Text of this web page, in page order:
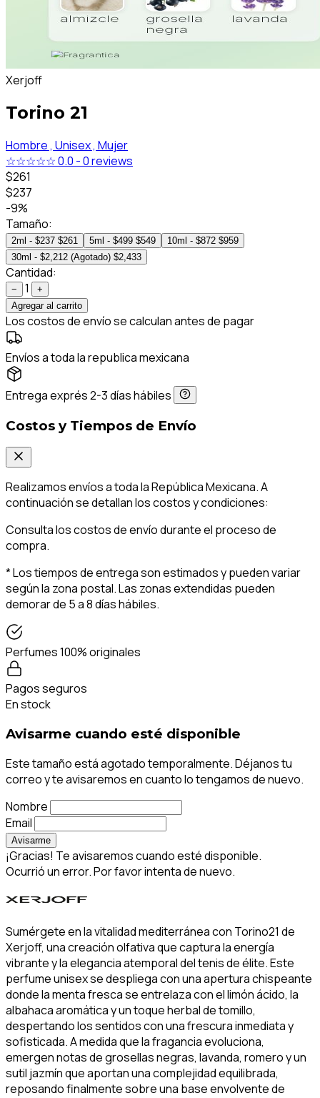
Xerjoff
Torino 21
Hombre , Unisex , Mujer
☆☆☆☆☆0.0 -0 reviews
$261
$237
-9%
Tamaño:
2ml - $237 $261 5ml - $499 $549 10ml - $872 $959
30ml - $2,212 (Agotado) $2,433
Cantidad:
− 1
+
Agregar al carrito
Los costos de envío se calculan antes de pagar
Envíos a toda la republica mexicana
Entrega exprés 2-3 días hábiles
Costos y Tiempos de Envío
Realizamos envíos a toda la República Mexicana. A
continuación se detallan los costos y condiciones:
Consulta los costos de envío durante el proceso de
compra.
* Los tiempos de entrega son estimados y pueden variar
según la zona postal. Las zonas extendidas pueden
demorar de 5 a 8 días hábiles.
Perfumes 100% originales
Pagos seguros
En stock
Avisarme cuando esté disponible
Este tamaño está agotado temporalmente. Déjanos tu
correo y te avisaremos en cuanto lo tengamos de nuevo.
Nombre
Email
Avisarme
¡Gracias! Te avisaremos cuando esté disponible.
Ocurrió un error. Por favor intenta de nuevo.
Sumérgete en la vitalidad mediterránea con Torino21 de
Xerjoff, una creación olfativa que captura la energía
vibrante y la elegancia atemporal del tenis de élite. Este
perfume unisex se despliega con una apertura chispeante
donde la menta fresca se entrelaza con el limón ácido, la
albahaca aromática y un toque herbal de tomillo,
despertando los sentidos con una frescura inmediata y
sofisticada. A medida que la fragancia evoluciona,
emergen notas de grosellas negras, lavanda, romero y un
sutil jazmín que aportan una complejidad equilibrada,
reposando finalmente sobre una base envolvente de